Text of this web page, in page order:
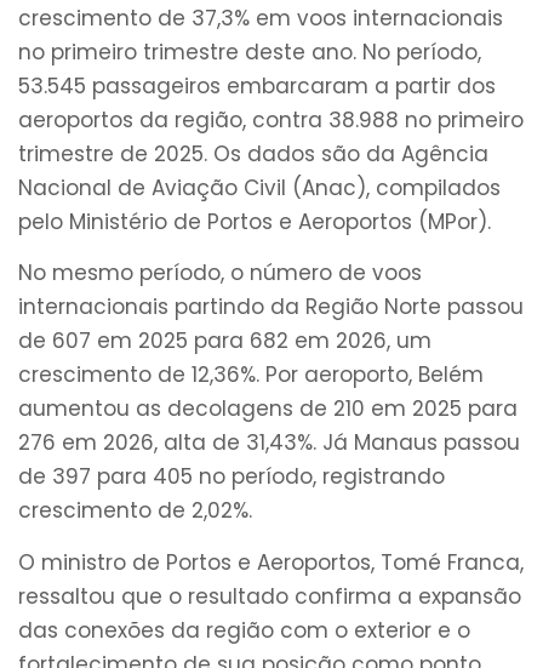
crescimento de 37,3% em voos internacionais
no primeiro trimestre deste ano. No período,
53.545 passageiros embarcaram a partir dos
aeroportos da região, contra 38.988 no primeiro
trimestre de 2025. Os dados são da Agência
Nacional de Aviação Civil (Anac), compilados
pelo Ministério de Portos e Aeroportos (MPor).
No mesmo período, o número de voos
internacionais partindo da Região Norte passou
de 607 em 2025 para 682 em 2026, um
crescimento de 12,36%. Por aeroporto, Belém
aumentou as decolagens de 210 em 2025 para
276 em 2026, alta de 31,43%. Já Manaus passou
de 397 para 405 no período, registrando
crescimento de 2,02%.
O ministro de Portos e Aeroportos, Tomé Franca,
ressaltou que o resultado confirma a expansão
das conexões da região com o exterior e o